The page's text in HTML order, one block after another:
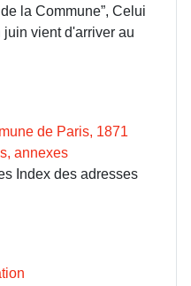
la Commune”, Celui
vient d'arriver au
de Paris, 1871
annexes
Index des adresses